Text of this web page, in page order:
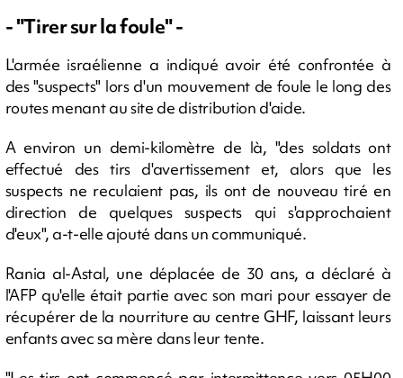
- "Tirer sur la foule" -
L'armée israélienne a indiqué avoir été confrontée à
des "suspects" lors d'un mouvement de foule le long des
routes menant au site de distribution d'aide.
A environ un demi-kilomètre de là, "des soldats ont
effectué des tirs d'avertissement et, alors que les
suspects ne reculaient pas, ils ont de nouveau tiré en
direction de quelques suspects qui s'approchaient
d'eux", a-t-elle ajouté dans un communiqué.
Rania al-Astal, une déplacée de 30 ans, a déclaré à
l'AFP qu'elle était partie avec son mari pour essayer de
récupérer de la nourriture au centre GHF, laissant leurs
enfants avec sa mère dans leur tente.